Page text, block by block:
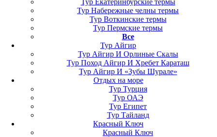
Тур Екатеринбурские термы
Тур Набережные челны термы
Тур Воткинские термы
Тур Пермские термы
Все
Тур Айгир
Тур Айгир И Орлиные Скалы
Тур Поход Айгир И Хребет Караташ
Тур Айгир И «Зубы Шурале»
Отдых на море
Тур Турция
Тур ОАЭ
Тур Египет
Тур Тайланд
Красный Ключ
Красный Ключ